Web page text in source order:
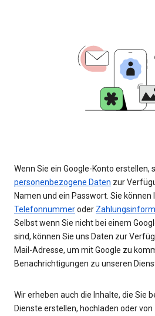
Wenn Sie ein Google-Konto erstellen,
personenbezogene Daten zur
Namen und ein Passwort. Sie können
Telefonnummeroder
Selbst wenn Sie nicht bei einem
sind, können Sie uns Daten zur
Mail-Adresse, um mit Google zu
Benachrichtigungen zu unseren
Wir erheben auch die Inhalte, die Sie
Dienste erstellen, hochladen oder